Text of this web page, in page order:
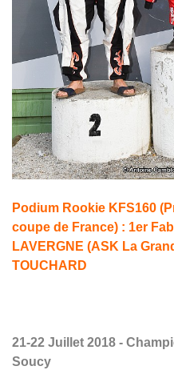
Podium Rookie KFS160
coupe de France) : 1er
LAVERGNE (ASK La
TOUCHARD
21-22 Juillet 2018 -
Soucy